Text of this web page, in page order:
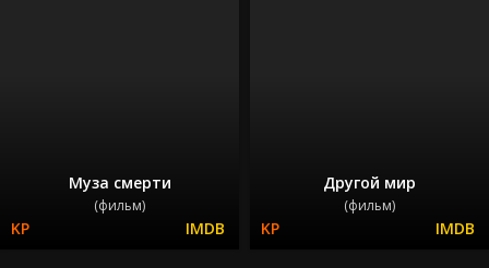
Муза смерти
(фильм)
Другой мир
(фильм)